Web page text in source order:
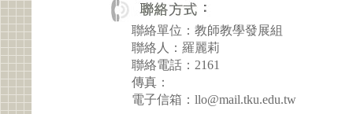
聯絡單位：教師教學發展組
聯絡人：羅麗莉
聯絡電話：2161
傳真：
電子信箱：llo@mail.tku.edu.tw